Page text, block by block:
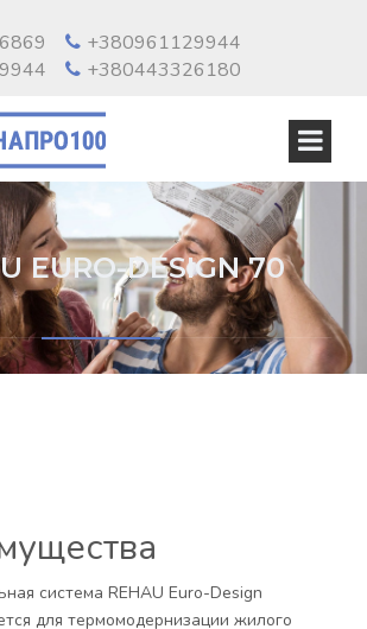
+380961129944
+380443326180
EURO-DESIGN 70
система REHAU Euro-Design
для термомодернизации жилого